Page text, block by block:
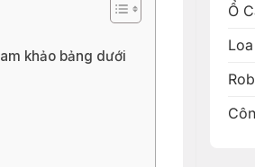
khảo bảng dưới
Ổ